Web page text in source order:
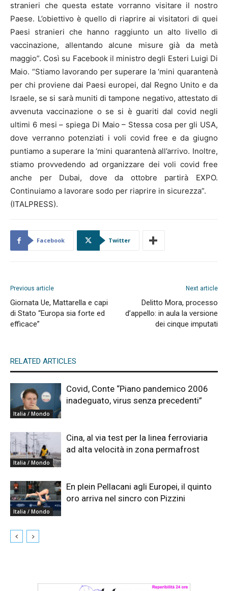
stranieri che questa estate vorranno visitare il nostro
Paese. L’obiettivo è quello di riaprire ai visitatori di quei
Paesi stranieri che hanno raggiunto un alto livello di
vaccinazione, allentando alcune misure già da metà
maggio”. Così su Facebook il ministro degli Esteri Luigi Di
Maio. “Stiamo lavorando per superare la ‘mini quarantenà
per chi proviene dai Paesi europei, dal Regno Unito e da
Israele, se si sarà muniti di tampone negativo, attestato di
avvenuta vaccinazione o se si è guariti dal covid negli
ultimi 6 mesi – spiega Di Maio – Stessa cosa per gli USA,
dove verranno potenziati i voli covid free e da giugno
puntiamo a superare la ‘mini quarantenà all’arrivo. Inoltre,
stiamo provvedendo ad organizzare dei voli covid free
anche per Dubai, dove da ottobre partirà EXPO.
Continuiamo a lavorare sodo per riaprire in sicurezza”.
(ITALPRESS).
Facebook Twitter
Previous article
Giornata Ue, Mattarella e capi
di Stato “Europa sia forte ed
efficace”
Next article
Delitto Mora, processo
d’appello: in aula la versione
dei cinque imputati
RELATED ARTICLES
Italia / Mondo
Covid, Conte “Piano pandemico 2006
inadeguato, virus senza precedenti”
Italia / Mondo
Cina, al via test per la linea ferroviaria
ad alta velocità in zona permafrost
Italia / Mondo
En plein Pellacani agli Europei, il quinto
oro arriva nel sincro con Pizzini